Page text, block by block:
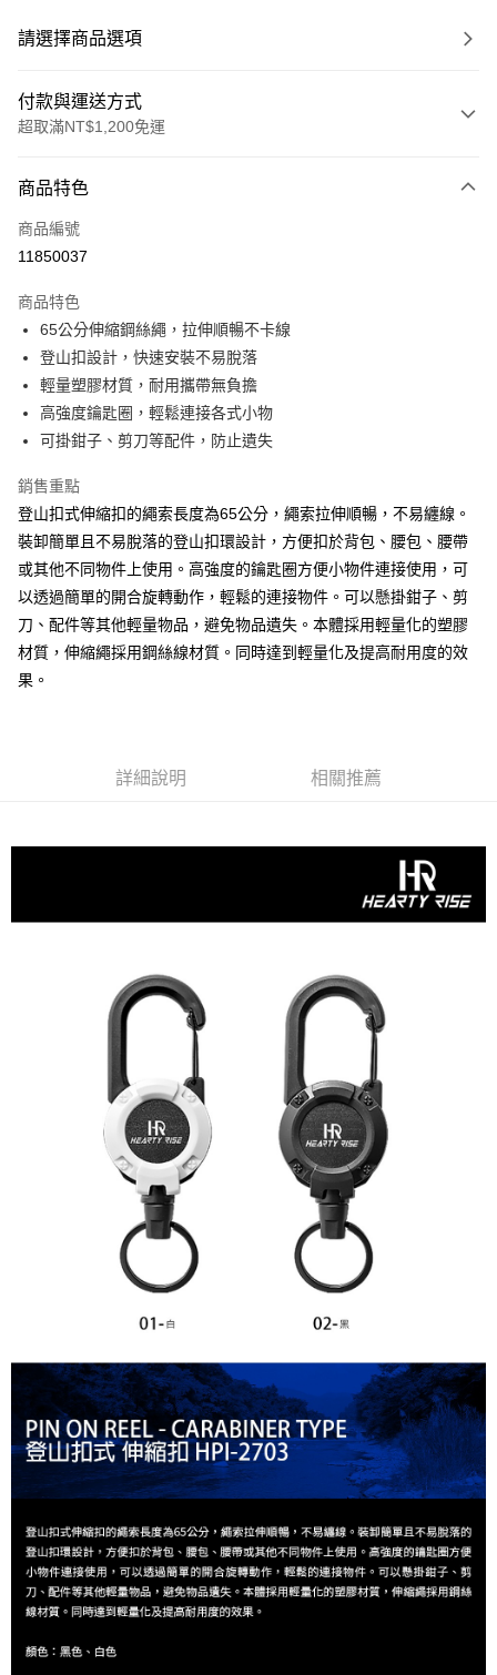
請選擇商品選項
付款與運送方式
超取滿NT$1,200免運
信用卡一次付款
信用卡分期付款
合作金庫商業銀行
華南商業銀行
彰化商業銀行
上海商業儲蓄銀行
國泰世華商業銀行
臺灣中小企業銀行
台中商業銀行
匯豐（台灣）商業銀行
聯邦商業銀行
遠東國際商業銀行
元大商業銀行
台新國際商業銀行
中國信託商業銀行
台灣樂天信用卡公司
超商取貨付款
Apple Pay
街口支付
悠遊付
大哥付你分期
相關說明
【大哥付你分期使用說明】
2.付款方式選擇「大哥付你分期」，訂單成立後會自動跳轉到大哥付的交易
流程，驗證手機門號後，選擇欲分期的期數、繳款截止日，確認付款後即完
成交易。
3.實際核准額度、可分期數及費用金額請依後續交易確認頁面所載為準。
4.訂單成立30分鐘內，如未前往確認交易或遇審核未通過，訂單將自動取
消。如遇「轉專審核」未通過狀況，表示未達大哥付你分期系統評分，恕無
2.透過簡訊連結打開帳單後，可選擇「超商條碼／台灣大直營門市／銀行轉
用戶於交易時，得透過本服務購買商品或服務，並由商店將買賣／分期付款
買賣價金債權讓與本公司後，依約使用本公司帳單繳交帳款。
3.完整用戶服務條款，請詳閱以下連結：
https://oppay.tw/userRule
AFTEE先享後付
相關說明
【關於「AFTEE先享後付」】
AFTEE先享後付是「在收到商品之後才付款」的支付方式。 讓您購物簡單
便利好安心！
１．簡單：不需註冊會員、不需綁卡、不需儲值。
２．便利：只要手機號碼，簡訊認證，即可結帳。
結帳頁面，進行簡訊認證並確認金額後，即可完成結帳。
ATM／網路銀行／等多元方式進行付款，方視為交易完成。
※ 請注意：結帳手續完成當下不需立刻繳費，但若您需要取消訂單，請聯絡
購買商品的店家。未經商家同意取消之訂單仍視為有效，需透過AFTEE先享
※ 交易是否成功請以「AFTEE先享後付 」之結帳頁面顯示為準，若有關於
１．透過由恩沛科技股份有限公司提供之「AFTEE先享後付」服務完成之交
易，需依本服務之必要範圍內提供個人資料，並將交易相關給付款項請求債
２．關於個人資料處理事宜，請瀏覽以下網址：
https://aftee.tw/terms/#terms3
３．未成年的使用者請事先徵得法定代理人或監護人之同意方可使用
「AFTEE先享後付」，若未經同意申辦者引起之損失，本公司不負相關責
４．使用「AFTEE先享後付」時，將依據個別帳號之用戶狀況，依本公司即
時審查核予不同之上限額度；若仍有額度不足之情形，本公司將視審查結果
請求用戶進行身份認證。
５．嚴禁一人註冊多個帳號或使用他人資訊註冊。若發現惡意使用之情形，
恩沛科技股份有限公司將有權停止該用戶之使用額度並採取法律行動。
ATM付款
貨到付款
每筆NT$60，滿NT$1,200(含以上)免運費
每筆NT$60，滿NT$1,200(含以上)免運費
每筆NT$60，滿NT$1,200(含以上)免運費
一般宅配（門市自取請勿下單，請聯繫客服）
每筆NT$100，滿NT$2,000(含以上)免運費
離島一般宅配
每筆NT$200，滿NT$2,000(含以上)免運費
貨到付款（門市自取請勿下單，請聯繫客服）
每筆NT$200，滿NT$3,000(含以上)免運費
國家/地區配送(**下單前請私訊客服確認實際運費(運費另
計)，訂單才得以成立**)
商品特色
商品編號
11850037
商品特色
65公分伸縮鋼絲繩，拉伸順暢不卡線
登山扣設計，快速安裝不易脫落
輕量塑膠材質，耐用攜帶無負擔
高強度鑰匙圈，輕鬆連接各式小物
可掛鉗子、剪刀等配件，防止遺失
銷售重點
登山扣式伸縮扣的繩索長度為65公分，繩索拉伸順暢，不易纏線。
裝卸簡單且不易脫落的登山扣環設計，方便扣於背包、腰包、腰帶
或其他不同物件上使用。高強度的鑰匙圈方便小物件連接使用，可
以透過簡單的開合旋轉動作，輕鬆的連接物件。可以懸掛鉗子、剪
刀、配件等其他輕量物品，避免物品遺失。本體採用輕量化的塑膠
材質，伸縮繩採用鋼絲線材質。同時達到輕量化及提高耐用度的效
果。
詳細說明 相關推薦